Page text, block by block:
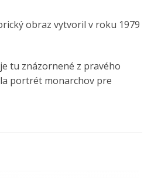
obraz vytvoril v roku 1979
tu znázornené z pravého
portrét monarchov pre